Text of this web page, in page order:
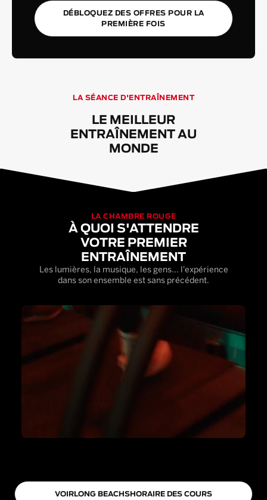
DÉBLOQUEZ DES OFFRES POUR LA
PREMIÈRE FOIS
LA SÉANCE D'ENTRAÎNEMENT
LE MEILLEUR
ENTRAÎNEMENT AU
MONDE
LA CHAMBRE ROUGE
À QUOI S'ATTENDRE
VOTRE PREMIER
ENTRAÎNEMENT
Les lumières, la musique, les gens... l'expérience
dans son ensemble est sans précédent.
VOIRLONG BEACHSHORAIRE DES COURS